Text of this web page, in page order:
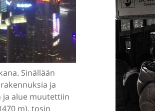
Sinällään
ja
ja alue muutettiin
m), tosin